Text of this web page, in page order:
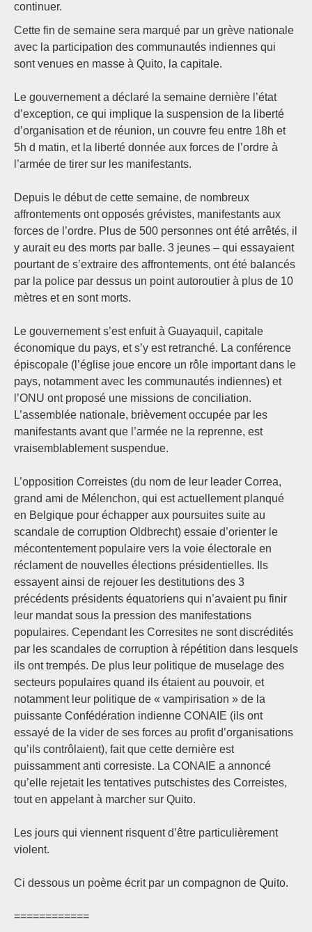
continuer.
Cette fin de semaine sera marqué par un grève nationale
avec la participation des communautés indiennes qui
sont venues en masse à Quito, la capitale.
Le gouvernement a déclaré la semaine dernière l’état
d’exception, ce qui implique la suspension de la liberté
d’organisation et de réunion, un couvre feu entre 18h et
5h d matin, et la liberté donnée aux forces de l’ordre à
l’armée de tirer sur les manifestants.
Depuis le début de cette semaine, de nombreux
affrontements ont opposés grévistes, manifestants aux
forces de l’ordre. Plus de 500 personnes ont été arrêtés, il
y aurait eu des morts par balle. 3 jeunes – qui essayaient
pourtant de s’extraire des affrontements, ont été balancés
par la police par dessus un point autoroutier à plus de 10
mètres et en sont morts.
Le gouvernement s’est enfuit à Guayaquil, capitale
économique du pays, et s’y est retranché. La conférence
épiscopale (l’église joue encore un rôle important dans le
pays, notamment avec les communautés indiennes) et
l’ONU ont proposé une missions de conciliation.
L’assemblée nationale, brièvement occupée par les
manifestants avant que l’armée ne la reprenne, est
vraisemblablement suspendue.
L’opposition Correistes (du nom de leur leader Correa,
grand ami de Mélenchon, qui est actuellement planqué
en Belgique pour échapper aux poursuites suite au
scandale de corruption Oldbrecht) essaie d’orienter le
mécontentement populaire vers la voie électorale en
réclament de nouvelles élections présidentielles. Ils
essayent ainsi de rejouer les destitutions des 3
précédents présidents équatoriens qui n’avaient pu finir
leur mandat sous la pression des manifestations
populaires. Cependant les Corresites ne sont discrédités
par les scandales de corruption à répétition dans lesquels
ils ont trempés. De plus leur politique de muselage des
secteurs populaires quand ils étaient au pouvoir, et
notamment leur politique de « vampirisation » de la
puissante Confédération indienne CONAIE (ils ont
essayé de la vider de ses forces au profit d’organisations
qu’ils contrôlaient), fait que cette dernière est
puissamment anti corresiste. La CONAIE a annoncé
qu’elle rejetait les tentatives putschistes des Correistes,
tout en appelant à marcher sur Quito.
Les jours qui viennent risquent d’être particulièrement
violent.
Ci dessous un poème écrit par un compagnon de Quito.
============